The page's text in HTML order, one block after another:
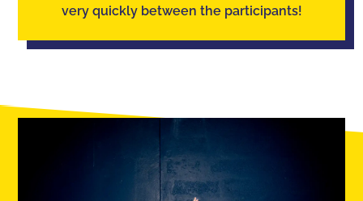
very quickly between the participants!